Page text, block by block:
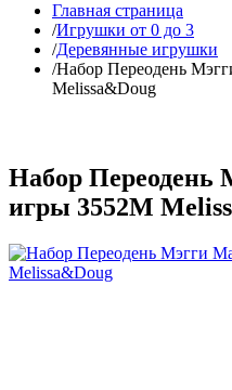
Главная страница
/Игрушки от 0 до 3
/Деревянные игрушки
/Набор Переодень
Melissa&Doug
Набор Переодень
игры 3552M